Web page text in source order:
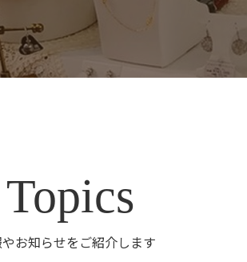
お知らせをご紹介します